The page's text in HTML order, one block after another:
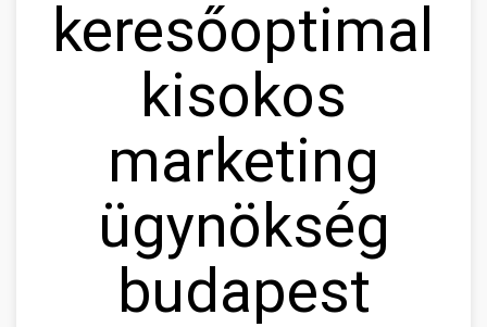
kisokos
marketing
ügynökség
budapest